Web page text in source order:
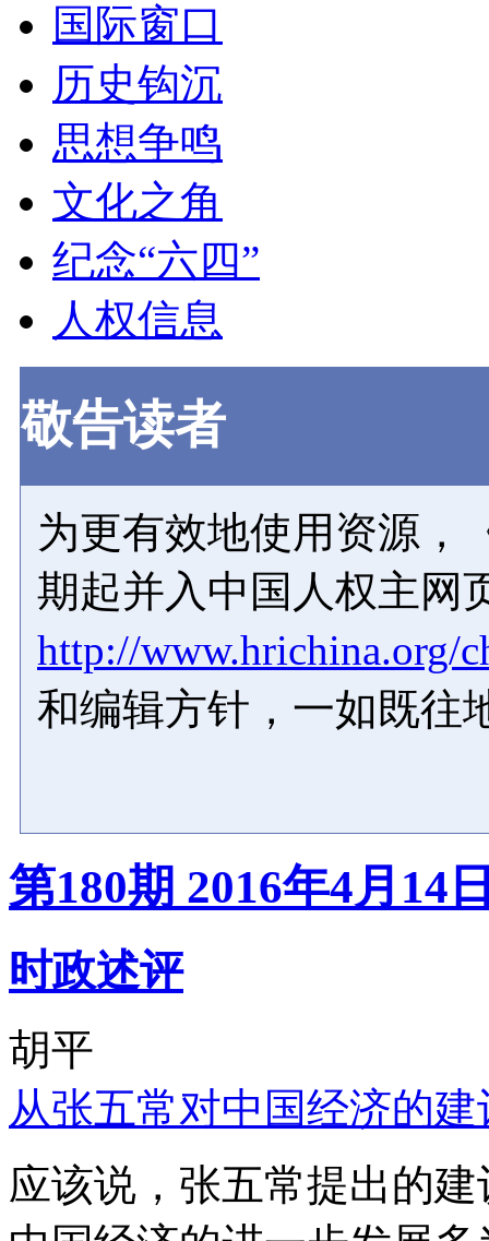
国际窗口
历史钩沉
思想争鸣
文化之角
纪念“六四”
人权信息
敬告读者
为更有效地使用资源，
期起并入中国人权主网
http://www.hrichina.org/
和编辑方针，一如既往
第180期 2016年4月14
时政述评
胡平
从张五常对中国经济的
应该说，张五常提出的